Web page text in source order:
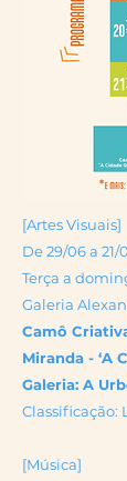
[Artes Visuais]
De 29/06 a 21/
Terça a
Galeria
Camô
Miranda - ‘A
Galeria: A
Classificação:
[Música]